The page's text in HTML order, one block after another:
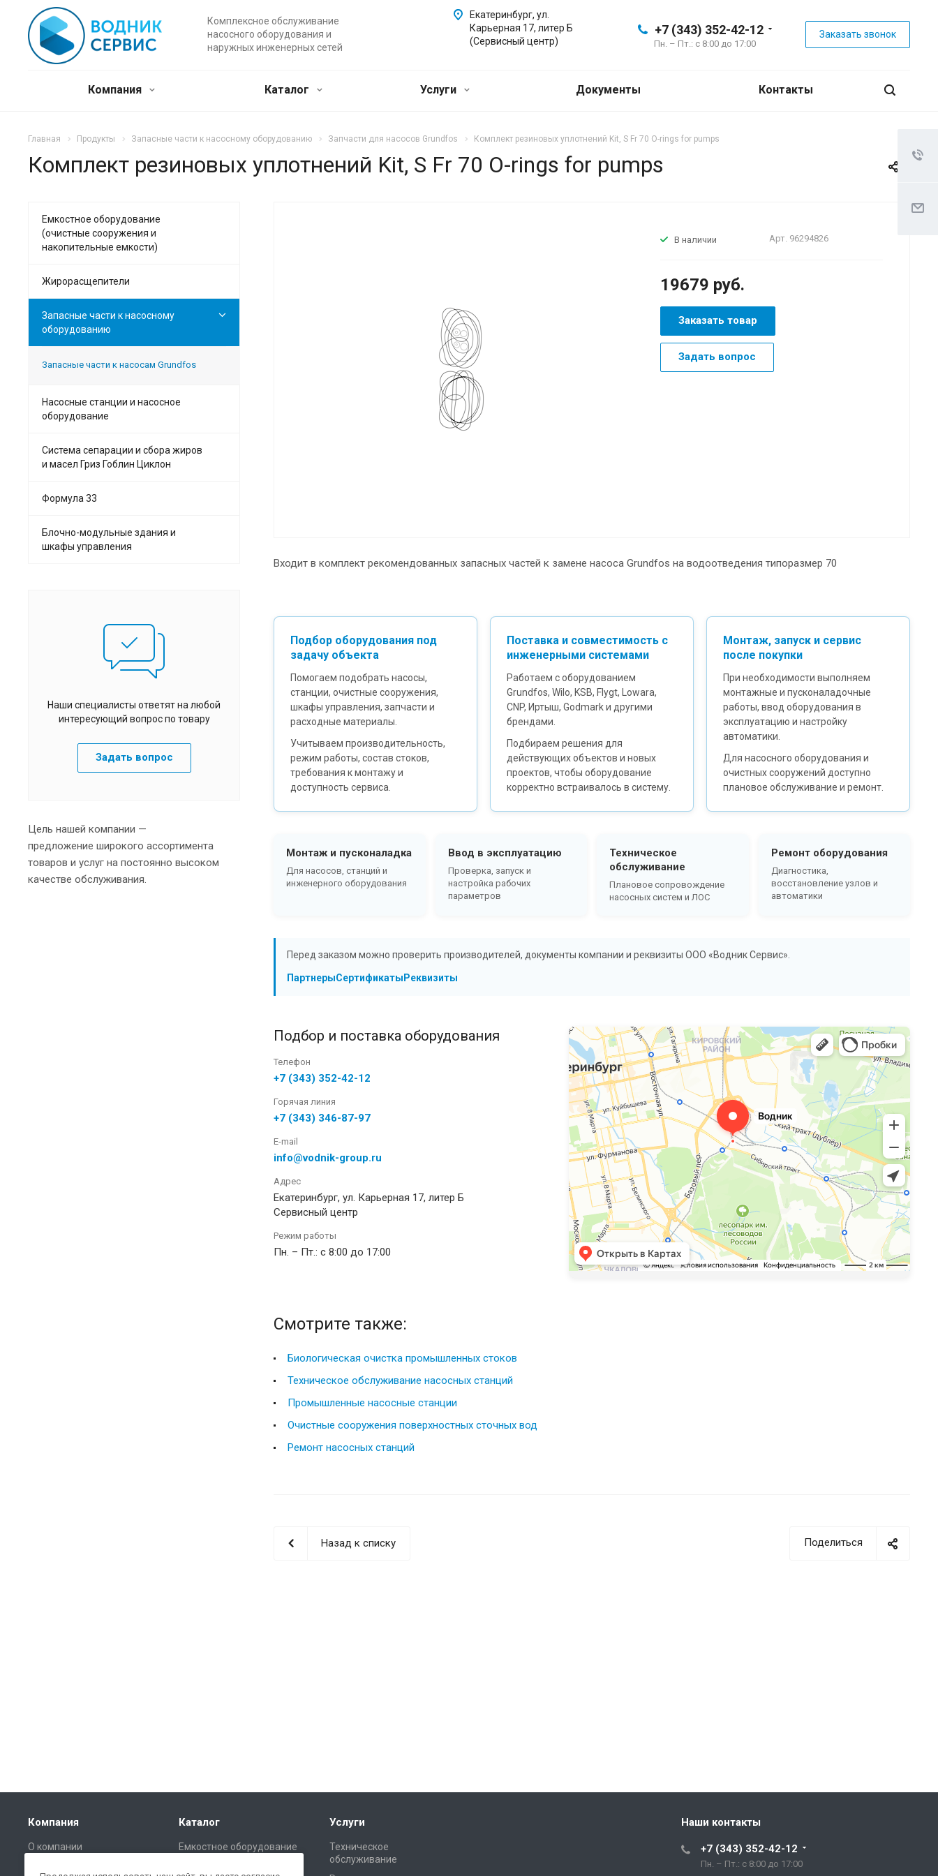
Комплексное обслуживание
насосного оборудования и
наружных инженерных сетей
+7 (343) 352-42-12
Пн. – Пт.: с 8:00 до 17:00
Заказать звонок
Екатеринбург, ул.
Карьерная 17, литер Б
(Сервисный центр)
Компания Каталог Услуги Документы Контакты
Главная Продукты Запасные части к насосному оборудованию Запчасти для насосов Grundfos Комплект резиновых уплотнений Kit, S Fr 70 O-rings for pumps
Комплект резиновых уплотнений Kit, S Fr 70 O-rings for pumps
В наличии Арт. 96294826
19679 руб.
Заказать товар
Задать вопрос
Входит в комплект рекомендованных запасных частей к замене насоса Grundfos на водоотведения типоразмер 70
Подбор оборудования под
задачу объекта
Помогаем подобрать насосы,
станции, очистные сооружения,
шкафы управления, запчасти и
расходные материалы.
Учитываем производительность,
режим работы, состав стоков,
требования к монтажу и
доступность сервиса.
Поставка и совместимость с
инженерными системами
Работаем с оборудованием
Grundfos, Wilo, KSB, Flygt, Lowara,
CNP, Иртыш, Godmark и другими
брендами.
Подбираем решения для
действующих объектов и новых
проектов, чтобы оборудование
корректно встраивалось в систему.
Монтаж, запуск и сервис
после покупки
При необходимости выполняем
монтажные и пусконаладочные
работы, ввод оборудования в
эксплуатацию и настройку
автоматики.
Для насосного оборудования и
очистных сооружений доступно
плановое обслуживание и ремонт.
Монтаж и пусконаладка
Для насосов, станций и
инженерного оборудования
Ввод в эксплуатацию
Проверка, запуск и
настройка рабочих
параметров
Техническое
обслуживание
Плановое сопровождение
насосных систем и ЛОС
Ремонт оборудования
Диагностика,
восстановление узлов и
автоматики
Перед заказом можно проверить производителей, документы компании и реквизиты ООО «Водник Сервис».
ПартнерыСертификаты Реквизиты
Подбор и поставка оборудования
Телефон
+7 (343) 352-42-12
Горячая линия
+7 (343) 346-87-97
E-mail
info@vodnik-group.ru
Адрес
Екатеринбург, ул. Карьерная 17, литер Б
Сервисный центр
Режим работы
Пн. – Пт.: с 8:00 до 17:00
Смотрите также:
Биологическая очистка промышленных стоков
Техническое обслуживание насосных станций
Промышленные насосные станции
Очистные сооружения поверхностных сточных вод
Ремонт насосных станций
Поделиться
Назад к списку
Емкостное оборудование
(очистные сооружения и
накопительные емкости)
Жирорасщепители
Запасные части к насосному
оборудованию
Запасные части к насосам Grundfos
Насосные станции и насосное
оборудование
Система сепарации и сбора жиров
и масел Гриз Гоблин Циклон
Формула 33
Блочно-модульные здания и
шкафы управления
Наши специалисты ответят на любой
интересующий вопрос по товару
Задать вопрос
Цель нашей компании —
предложение широкого ассортимента
товаров и услуг на постоянно высоком
качестве обслуживания.
Компания
О компании
Каталог
Емкостное оборудование
накопительные емкости)
Услуги
Техническое
обслуживание
Наши контакты
+7 (343) 352-42-12
Пн. – Пт.: с 8:00 до 17:00